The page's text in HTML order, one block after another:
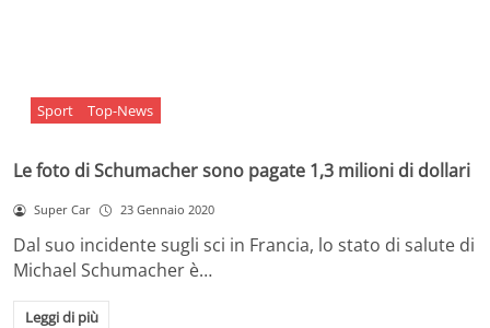
Sport Top-News
Le foto di Schumacher sono pagate 1,3 milioni di dollari
Super Car 23 Gennaio 2020
Dal suo incidente sugli sci in Francia, lo stato di salute di
Michael Schumacher è…
Leggi di più